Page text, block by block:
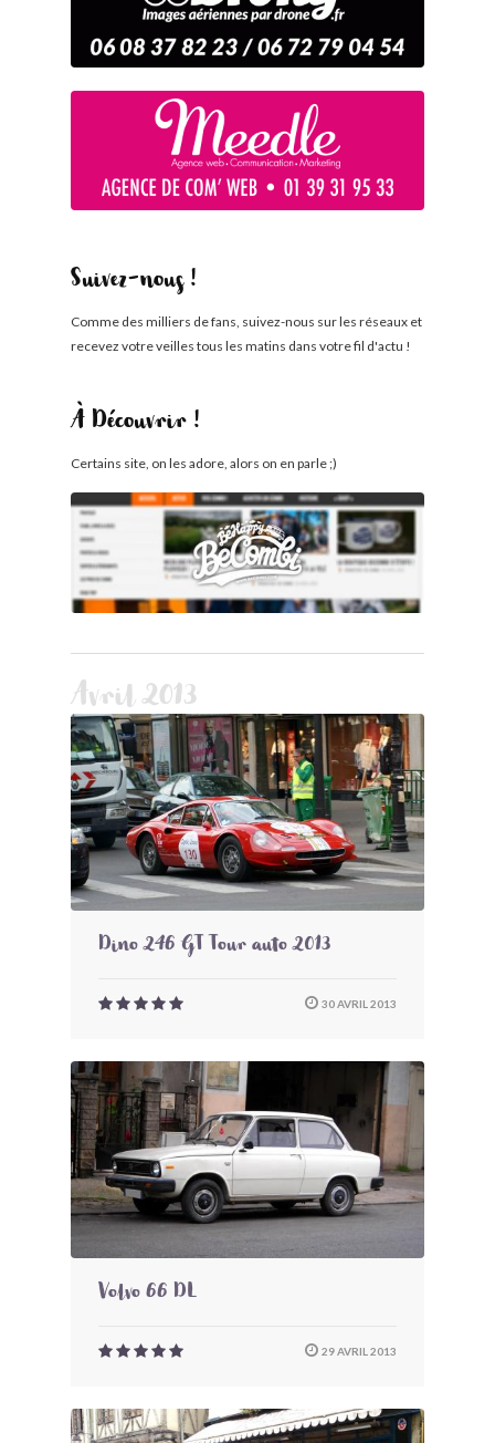
Suivez-nous !
Comme des milliers de fans, suivez-nous sur les réseaux et
recevez votre veilles tous les matins dans votre fil d'actu !
À Découvrir !
Certains site, on les adore, alors on en parle ;)
Avril 2013
Dino 246 GT Tour auto 2013
30 AVRIL 2013
Volvo 66 DL
29 AVRIL 2013